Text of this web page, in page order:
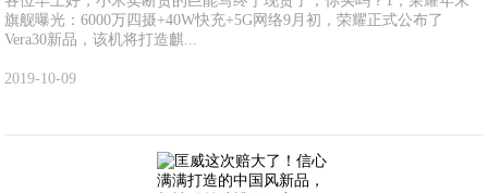
旗舰曝光：6000万四摄+40W快充+5G网络9月初，荣耀正式公布了
Vera30新品，该机将打造麒...
2019-10-09